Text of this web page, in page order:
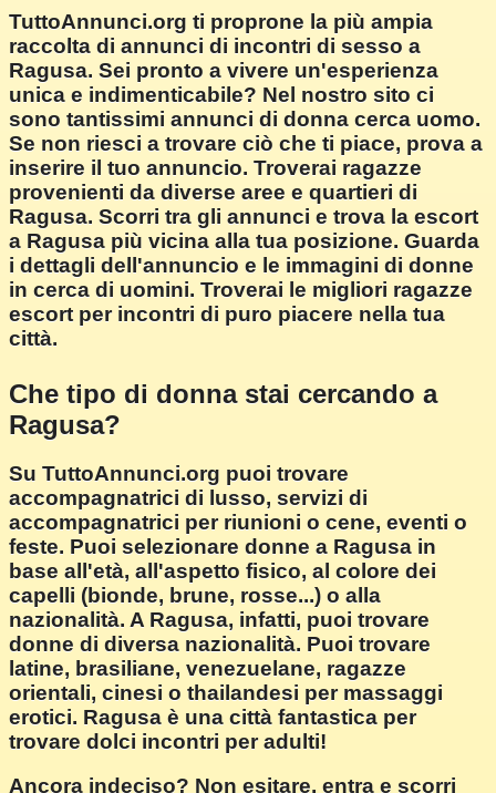
TuttoAnnunci.org ti proprone la più ampia
raccolta di annunci di incontri di sesso a
Ragusa. Sei pronto a vivere un'esperienza
unica e indimenticabile? Nel nostro sito ci
sono tantissimi annunci di donna cerca uomo.
Se non riesci a trovare ciò che ti piace, prova a
inserire il tuo annuncio. Troverai ragazze
provenienti da diverse aree e quartieri di
Ragusa. Scorri tra gli annunci e trova la escort
a Ragusa più vicina alla tua posizione. Guarda
i dettagli dell'annuncio e le immagini di donne
in cerca di uomini. Troverai le migliori ragazze
escort per incontri di puro piacere nella tua
città.
Che tipo di donna stai cercando a
Ragusa?
Su TuttoAnnunci.org puoi trovare
accompagnatrici di lusso, servizi di
accompagnatrici per riunioni o cene, eventi o
feste. Puoi selezionare donne a Ragusa in
base all'età, all'aspetto fisico, al colore dei
capelli (bionde, brune, rosse...) o alla
nazionalità. A Ragusa, infatti, puoi trovare
donne di diversa nazionalità. Puoi trovare
latine, brasiliane, venezuelane, ragazze
orientali, cinesi o thailandesi per massaggi
erotici. Ragusa è una città fantastica per
trovare dolci incontri per adulti!
Ancora indeciso? Non esitare, entra e scorri